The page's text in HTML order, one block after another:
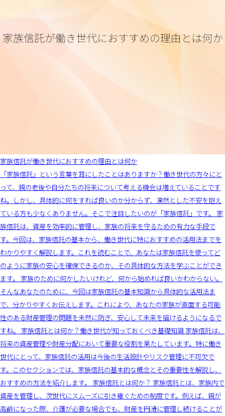
家族信託が働き世代におすすめの理由とは何か
「家族信託」という言葉を耳にしたことはありますか？働き世代の方々にと
って、親の老後や自分たちの将来について考える機会は増えていることです
ね。しかし、具体的に何をすれば良いのか分からず、漠然とした不安を抱え
ている方も少なくありません。そこで注目したいのが「家族信託」です。 家
族信託は、資産を効率的に管理し、家族の将来を守るための有力な手段で
す。今回は、家族信託の基本から、働き世代に特におすすめの活用法までを
わかりやすく解説します。これを読むことで、あなたは家族信託を使ってど
のように家族の安心を確保できるのか、その具体的な方法を学ぶことができ
ます。 家族のために何かしたいけれど、何から始めれば良いかわからない。
そんなあなたのために、今回は家族信託の基本知識から具体的な活用法ま
で、分かりやすくお伝えします。これにより、あなたの家族が直面する可能
性のある財産管理の問題を未然に防ぎ、安心して未来を描けるようになるで
すね。 家族信託とは何か？働き世代が知っておくべき基礎知識 家族信託は、
将来の資産管理や財産分配において重要な役割を果たしています。特に働き
世代にとって、家族信託の活用は今後の生活設計やリスク管理に不可欠で
す。このセクションでは、家族信託の基本的な概念とその重要性を解説し、
おすすめの方法を紹介します。 家族信託とは何か？ 家族信託とは、家族内で
資産を管理し、次世代にスムーズに引き継ぐための制度です。例えば、親が
高齢になった際、介護が必要な場合でも、財産を円滑に管理し続けることが